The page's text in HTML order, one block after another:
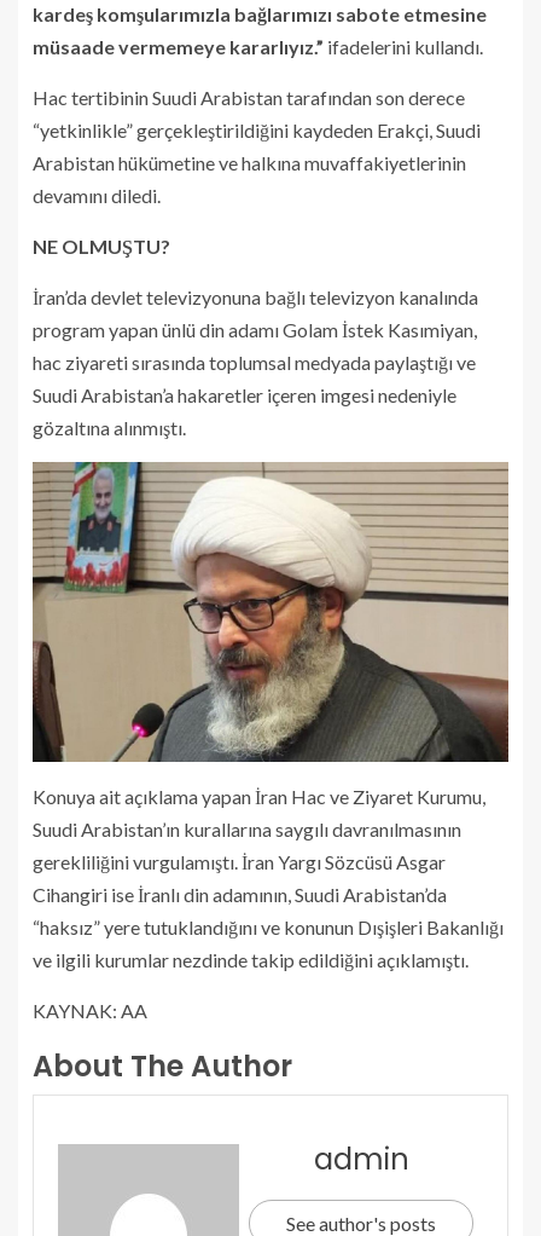
kardeş komşularımızla bağlarımızı sabote etmesine
müsaade vermemeye kararlıyız.” ifadelerini kullandı.
Hac tertibinin Suudi Arabistan tarafından son derece
“yetkinlikle” gerçekleştirildiğini kaydeden Erakçi, Suudi
Arabistan hükümetine ve halkına muvaffakiyetlerinin
devamını diledi.
NE OLMUŞTU?
İran’da devlet televizyonuna bağlı televizyon kanalında
program yapan ünlü din adamı Golam İstek Kasımiyan,
hac ziyareti sırasında toplumsal medyada paylaştığı ve
Suudi Arabistan’a hakaretler içeren imgesi nedeniyle
gözaltına alınmıştı.
Konuya ait açıklama yapan İran Hac ve Ziyaret Kurumu,
Suudi Arabistan’ın kurallarına saygılı davranılmasının
gerekliliğini vurgulamıştı. İran Yargı Sözcüsü Asgar
Cihangiri ise İranlı din adamının, Suudi Arabistan’da
“haksız” yere tutuklandığını ve konunun Dışişleri Bakanlığı
ve ilgili kurumlar nezdinde takip edildiğini açıklamıştı.
KAYNAK: AA
About The Author
admin
See author's posts